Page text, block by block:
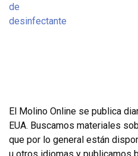
El Molino Online se publica
EUA. Buscamos materiales
que por lo general están